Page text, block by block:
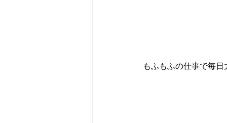
もふもふの仕事で毎日